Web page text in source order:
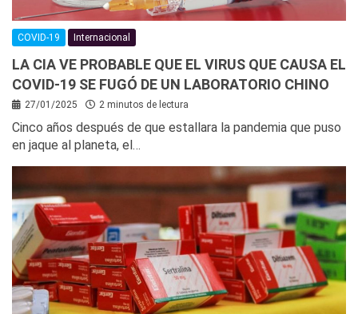
COVID-19 Internacional
LA CIA VE PROBABLE QUE EL VIRUS QUE CAUSA EL
COVID-19 SE FUGÓ DE UN LABORATORIO CHINO
27/01/2025 2 minutos de lectura
Cinco años después de que estallara la pandemia que puso
en jaque al planeta, el…